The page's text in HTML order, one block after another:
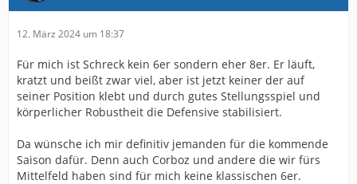
12. März 2024 um 18:37
Für mich ist Schreck kein 6er sondern eher 8er. Er läuft,
kratzt und beißt zwar viel, aber ist jetzt keiner der auf
seiner Position klebt und durch gutes Stellungsspiel und
körperlicher Robustheit die Defensive stabilisiert.
Da wünsche ich mir definitiv jemanden für die kommende
Saison dafür. Denn auch Corboz und andere die wir fürs
Mittelfeld haben sind für mich keine klassischen 6er.